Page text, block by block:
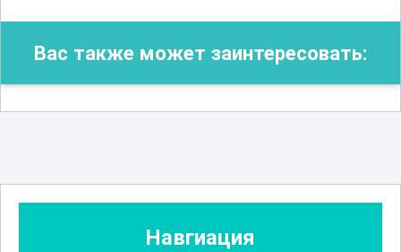
Вас также может заинтересовать:
Навгиация